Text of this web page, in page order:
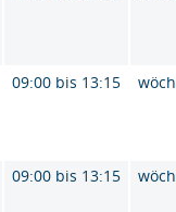
09:00 bis 13:15
09:00 bis 13:15